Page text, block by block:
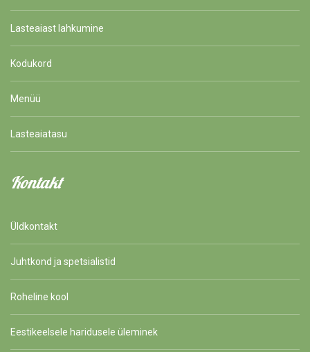
Lasteaiast lahkumine
Kodukord
Menüü
Lasteaiatasu
Kontakt
Üldkontakt
Juhtkond ja spetsialistid
Roheline kool
Eestikeelsele haridusele üleminek